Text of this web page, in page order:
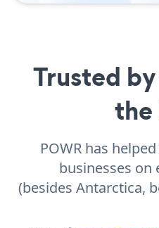
Trusted
the
POWR has
businesses on
(besides Antarctica,